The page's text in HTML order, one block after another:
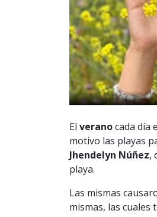
El veranocada día
motivo las playas
Jhendelyn Núñez,
playa.
Las mismas
mismas, las